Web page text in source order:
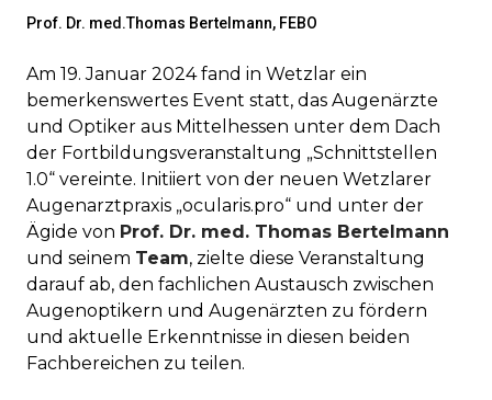
Prof. Dr. med.Thomas Bertelmann, FEBO
Am 19. Januar 2024 fand in Wetzlar ein
bemerkenswertes Event statt, das Augenärzte
und Optiker aus Mittelhessen unter dem Dach
der Fortbildungsveranstaltung „Schnittstellen
1.0“ vereinte. Initiiert von der neuen Wetzlarer
Augenarztpraxis „ocularis.pro“ und unter der
Ägide von Prof. Dr. med. Thomas Bertelmann
und seinem Team, zielte diese Veranstaltung
darauf ab, den fachlichen Austausch zwischen
Augenoptikern und Augenärzten zu fördern
und aktuelle Erkenntnisse in diesen beiden
Fachbereichen zu teilen.